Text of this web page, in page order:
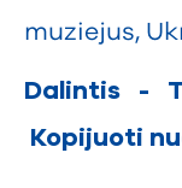
muziejus,
Dalintis -
Kopijuoti